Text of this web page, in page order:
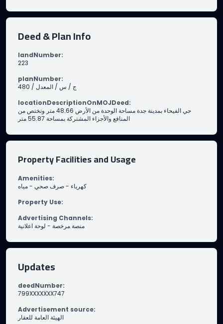
Deed & Plan Info
landNumber:
223
planNumber:
480 / ج / س / المعدل
locationDescriptionOnMOJDeed:
حي الفيحاء بمدينة جدة مساحة الوحدة من الأرض 48.66 متر وتختص من
المنافع والأجزاء المشتركة بمساحة 55.87 متر
Property Facilities and Usage
Amenities:
كهرباء -صرف صحي -مياه
Property Use:
Advertising Channels:
منصة مرخصة - لوحة اعلانية
Updates
deedNumber:
799XXXXXXX747
Advertisement source:
الهيئة العامة للعقار